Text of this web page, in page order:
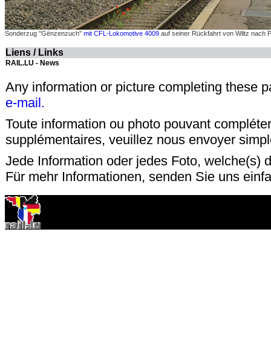
Sonderzug "Gënzenzuch" mit CFL-Lokomotive 4009 auf seiner Rückfahrt von Wiltz nach
Liens / Links
RAIL.LU - News
Any information or picture completing these
e-mail.
Toute information ou photo pouvant
supplémentaires, veuillez nous envoyer
Jede Information oder jedes Foto, welche(s)
Für mehr Informationen, senden Sie uns